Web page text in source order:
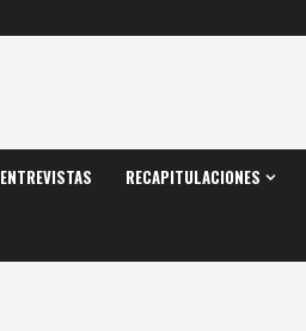
ENTREVISTAS RECAPITULACIONES